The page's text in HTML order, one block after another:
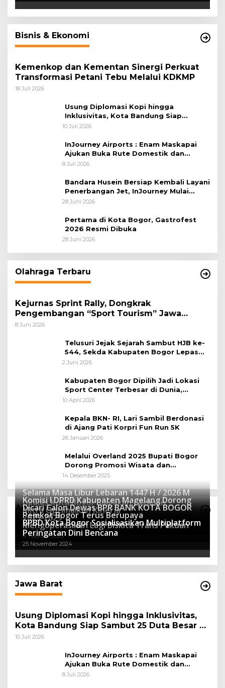
Bisnis & Ekonomi
Kemenkop dan Kementan Sinergi Perkuat
Transformasi Petani Tebu Melalui KDKMP
18 Juli 2026
Usung Diplomasi Kopi hingga
Inklusivitas, Kota Bandung Siap
Sambut 25 Duta Besar di Festival Asia
10 Juli 2026
InJourney Airports : Enam Maskapai
Ajukan Buka Rute Domestik dan
Internasional dari Bandara Husein
8 Juli 2026
Bandara Husein Bersiap Kembali Layani
Penerbangan Jet, InJourney Mulai
Tahap Optimalisasi
28 Juni 2026
Pertama di Kota Bogor, Gastrofest
2026 Resmi Dibuka
28 Juni 2026
Olahraga Terbaru
Kejurnas Sprint Rally, Dongkrak
Pengembangan “Sport Tourism” Jawa
Tengah
8 Juni 2026
Telusuri Jejak Sejarah Sambut HJB ke-
544, Sekda Kabupaten Bogor Lepas
Gowes Napak Tilas Bogor
2 Juni 2026
Kabupaten Bogor Dipilih Jadi Lokasi
Sport Center Terbesar di Dunia,
Peluang Tingkatkan Pertumbuhan
10 April 2026
Kepala BKN- RI, Lari Sambil Berdonasi
di Ajang Pati Korpri Fun Run 5K
26 Januari 2026
Melalui Overland 2025 Bupati Bogor
Dorong Promosi Wisata dan
Pelestarian Alam
14 Desember 2025
Advertorial
Selama Masa Libur Lebaran 1447 H / 2026 M
Dinkes Kota Bogor Siagakan Layanan
Kesehatan
16 Maret 2026
Komisi I DPRD Kabupaten Magelang Dorong
Mitra Optimalkan Kinerja
27 Mei 2025
Dicari Calon Dewas BPR BANK KOTA BOGOR
2025-2029
15 April 2025
Pemkot Bogor Terus Berupaya
Mengoperasikan Lagi Biskita Trans Pakuan
4 Februari 2025
BPBD Kota Bogor Sosialisasikan Multiplatform
Peringatan Dini Bencana
25 November 2024
Jawa Barat
Usung Diplomasi Kopi hingga Inklusivitas,
Kota Bandung Siap Sambut 25 Duta Besar di
Festival Asia Afrika 2026
10 Juli 2026
InJourney Airports : Enam Maskapai
Ajukan Buka Rute Domestik dan
Internasional dari Bandara Husein
8 Juli 2026